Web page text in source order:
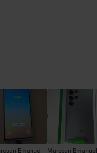
Emanuel Muresan Emanuel